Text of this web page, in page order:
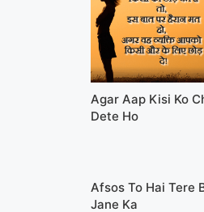
Agar Aap Kisi Ko
Dete Ho
Afsos To Hai Tere
Jane Ka